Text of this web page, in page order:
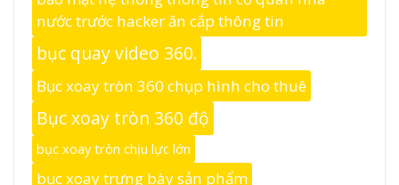
nước trước hacker ăn cắp thông tin
bục quay video 360.
Bục xoay tròn 360 chụp hình cho thuê
Bục xoay tròn 360 độ
bục xoay tròn chịu lực lớn
bục xoay trưng bày sản phẩm